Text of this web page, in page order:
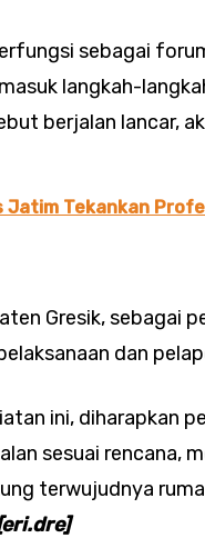
sebagai
langkah-
berjalan lancar,
Jatim Tekankan
Gresik, sebagai
dan
ini, diharapkan
sesuai rencana,
terwujudnya